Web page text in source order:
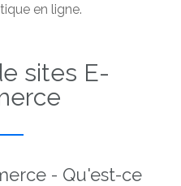
en ligne.
sites E-
- Qu'est-ce